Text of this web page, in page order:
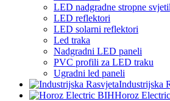
LED nadgradne stropne
LED reflektori
LED solarni reflektori
Led traka
Nadgradni LED paneli
PVC profili za LED traku
Ugradni led paneli
Industrijska
Horoz